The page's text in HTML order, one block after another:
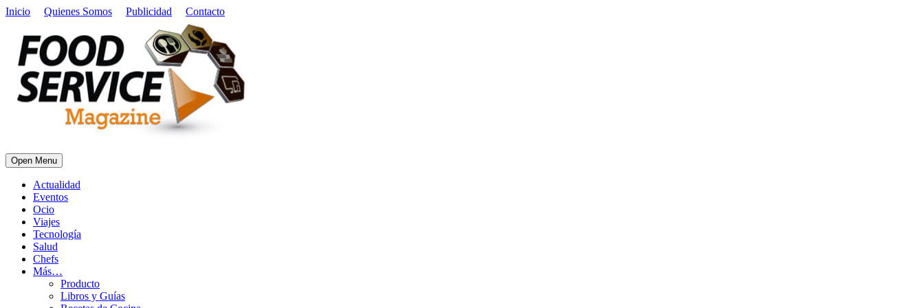
Inicio Quienes Somos Publicidad Contacto
Open Menu
Actualidad
Eventos
Ocio
Viajes
Tecnología
Salud
Chefs
Más…
Producto
Libros y Guías